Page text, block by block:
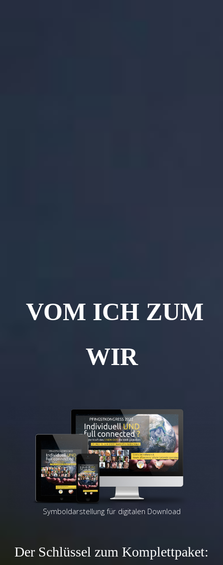
VOM ICH ZUM
WIR
Symboldarstellung für digitalen Download
Der Schlüssel zum Komplett­paket: